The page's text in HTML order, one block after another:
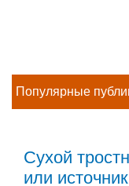
Популярные
Сухой
или